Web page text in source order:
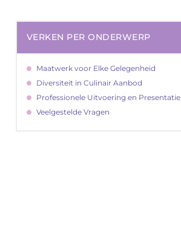
VERKEN PER ONDERWERP
Maatwerk voor Elke Gelegenheid
Diversiteit in Culinair Aanbod
Professionele Uitvoering en Presentatie
Veelgestelde Vragen